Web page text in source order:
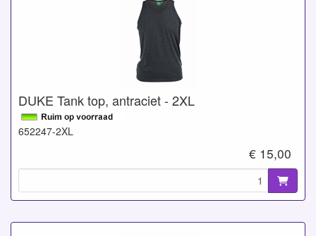
DUKE Tank top, antraciet - 2XL
652247-2XL
€ 15,00